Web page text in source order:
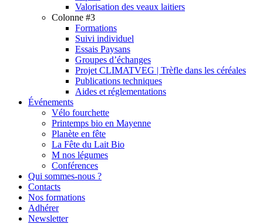
Valorisation des veaux laitiers
Colonne #3
Formations
Suivi individuel
Essais Paysans
Groupes d’échanges
Projet CLIMATVEG | Trèfle dans les céréales
Publications techniques
Aides et réglementations
Événements
Vélo fourchette
Printemps bio en Mayenne
Planète en fête
La Fête du Lait Bio
M nos légumes
Conférences
Qui sommes-nous ?
Contacts
Nos formations
Adhérer
Newsletter